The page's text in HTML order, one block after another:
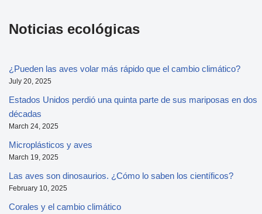
Noticias ecológicas
¿Pueden las aves volar más rápido que el cambio climático?
July 20, 2025
Estados Unidos perdió una quinta parte de sus mariposas en dos
décadas
March 24, 2025
Microplásticos y aves
March 19, 2025
Las aves son dinosaurios. ¿Cómo lo saben los científicos?
February 10, 2025
Corales y el cambio climático